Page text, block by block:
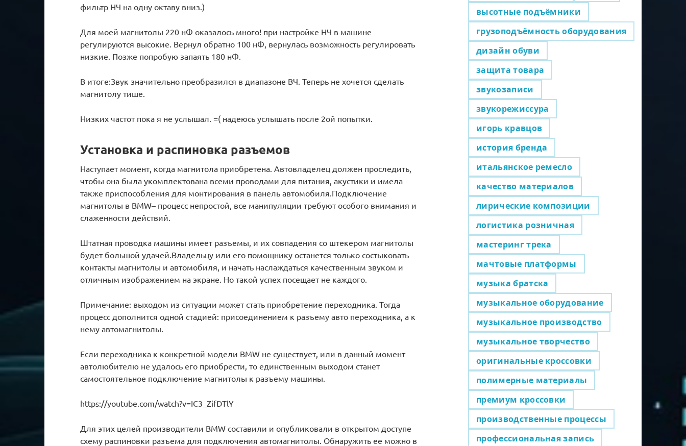
фильтр НЧ на одну октаву вниз.)
Для моей магнитолы 220 нФ оказалось много! при настройке НЧ в машине
регулируются высокие. Вернул обратно 100 нФ, вернулась возможность регулировать
низкие. Позже попробую запаять 180 нФ.
В итоге:Звук значительно преобразился в диапазоне ВЧ. Теперь не хочется сделать
магнитолу тише.
Низких частот пока я не услышал. =( надеюсь услышать после 2ой попытки.
Установка и распиновка разъемов
Наступает момент, когда магнитола приобретена. Автовладелец должен проследить,
чтобы она была укомплектована всеми проводами для питания, акустики и имела
также приспособления для монтирования в панель автомобиля.Подключение
магнитолы в BMW– процесс непростой, все манипуляции требуют особого внимания и
слаженности действий.
Штатная проводка машины имеет разъемы, и их совпадения со штекером магнитолы
будет большой удачей.Владельцу или его помощнику останется только состыковать
контакты магнитолы и автомобиля, и начать наслаждаться качественным звуком и
отличным изображением на экране. Но такой успех посещает не каждого.
Примечание: выходом из ситуации может стать приобретение переходника. Тогда
процесс дополнится одной стадией: присоединением к разъему авто переходника, а к
нему автомагнитолы.
Если переходника к конкретной модели BMW не существует, или в данный момент
автолюбителю не удалось его приобрести, то единственным выходом станет
самостоятельное подключение магнитолы к разъему машины.
https://youtube.com/watch?v=IC3_ZifDTlY
Для этих целей производители BMW составили и опубликовали в открытом доступе
схему распиновки разъема для подключения автомагнитолы. Обнаружить ее можно в
высотные подъёмники
грузоподъёмность оборудования
дизайн обуви
защита товара
звукозаписи
звукорежиссура
игорь кравцов
история бренда
итальянское ремесло
качество материалов
лирические композиции
логистика розничная
мастеринг трека
мачтовые платформы
музыка братска
музыкальное оборудование
музыкальное производство
музыкальное творчество
оригинальные кроссовки
полимерные материалы
премиум кроссовки
производственные процессы
профессиональная запись